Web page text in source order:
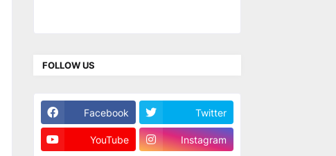
FOLLOW US
Facebook Twitter
YouTube Instagram